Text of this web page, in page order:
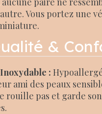
Vous portez une
&
:
ami des peaux
rouille pas et garde